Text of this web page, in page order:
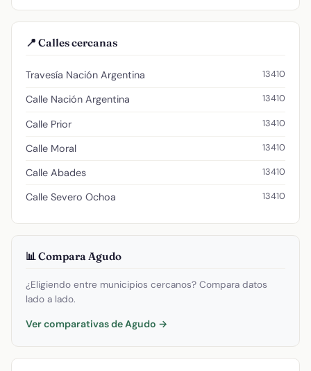
📍 Calles cercanas
Travesía Nación Argentina 13410
Calle Nación Argentina 13410
Calle Prior 13410
Calle Moral 13410
Calle Abades 13410
Calle Severo Ochoa 13410
📊 Compara Agudo
¿Eligiendo entre municipios cercanos? Compara datos
lado a lado.
Ver comparativas de Agudo →